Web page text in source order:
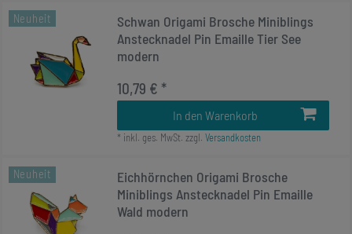
Neuheit
Schwan Origami Brosche Miniblings
Anstecknadel Pin Emaille Tier See
modern
10,79 € *
In den Warenkorb
* inkl. ges. MwSt. zzgl. Versandkosten
Neuheit
Eichhörnchen Origami Brosche
Miniblings Anstecknadel Pin Emaille
Wald modern